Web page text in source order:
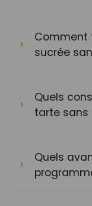
Comment
sucrée
Quels
tarte sans
Quels